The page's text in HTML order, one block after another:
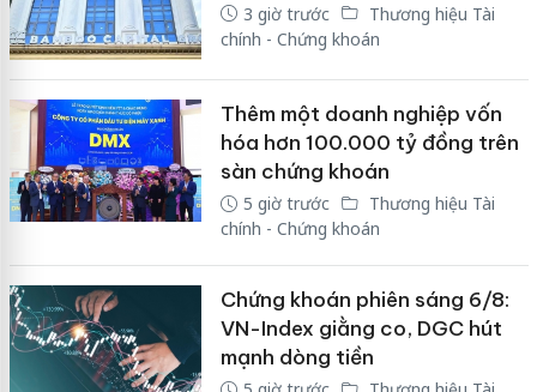
3 giờ trước
Thương hiệu Tài
chính - Chứng khoán
Thêm một doanh nghiệp vốn
hóa hơn 100.000 tỷ đồng trên
sàn chứng khoán
5 giờ trước
Thương hiệu Tài
chính - Chứng khoán
Chứng khoán phiên sáng 6/8:
VN-Index giằng co, DGC hút
mạnh dòng tiền